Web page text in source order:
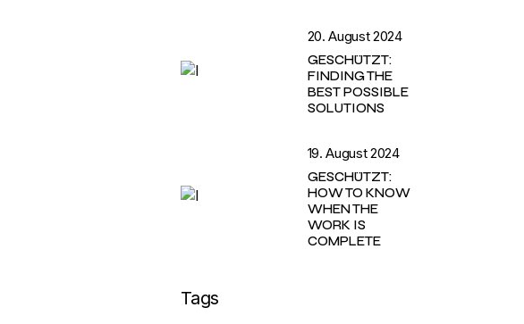
20. August 2024
GESCHÜTZT:
FINDING THE
BEST POSSIBLE
SOLUTIONS
19. August 2024
GESCHÜTZT:
HOW TO KNOW
WHEN THE
WORK IS
COMPLETE
Tags